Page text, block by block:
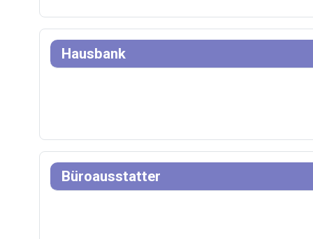
Hausbank
Büroausstatter